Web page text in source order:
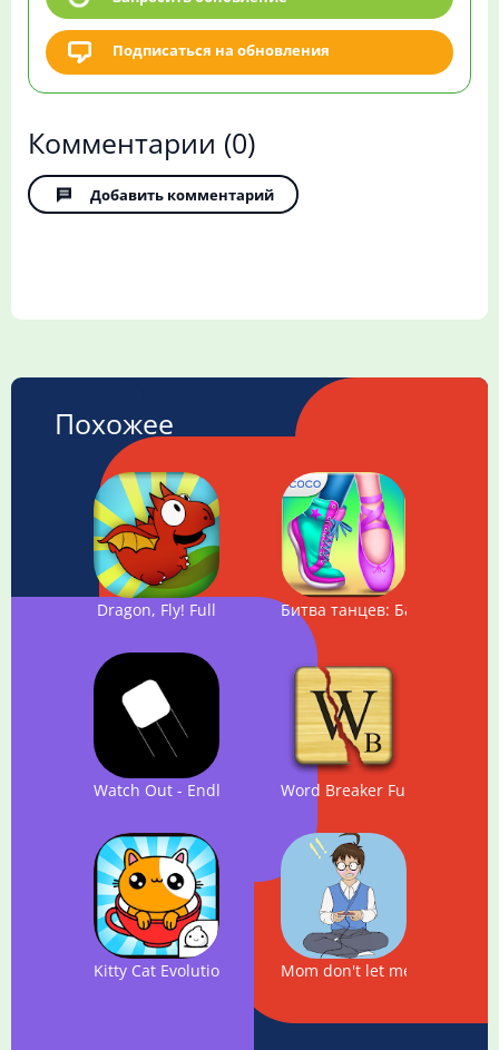
Подписаться на обновления
Комментарии (0)
Добавить комментарий
Похожее
Dragon, Fly! Full Битва танцев: Балет vs
Watch Out - Endless jumping game
Word Breaker Full
Kitty Cat Evolution Game Mom don't let me play game